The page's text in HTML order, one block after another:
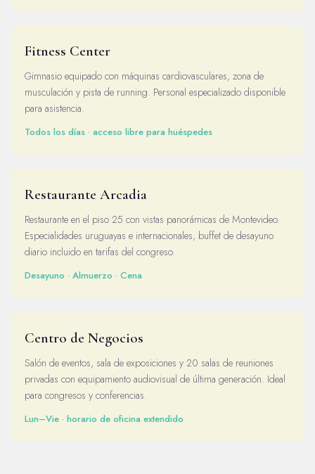
Fitness Center
Gimnasio equipado con máquinas cardiovasculares, zona de
musculación y pista de running. Personal especializado disponible
para asistencia.
Todos los días · acceso libre para huéspedes
Restaurante Arcadia
Restaurante en el piso 25 con vistas panorámicas de Montevideo.
Especialidades uruguayas e internacionales, buffet de desayuno
diario incluido en tarifas del congreso.
Desayuno · Almuerzo · Cena
Centro de Negocios
Salón de eventos, sala de exposiciones y 20 salas de reuniones
privadas con equipamiento audiovisual de última generación. Ideal
para congresos y conferencias.
Lun–Vie · horario de oficina extendido